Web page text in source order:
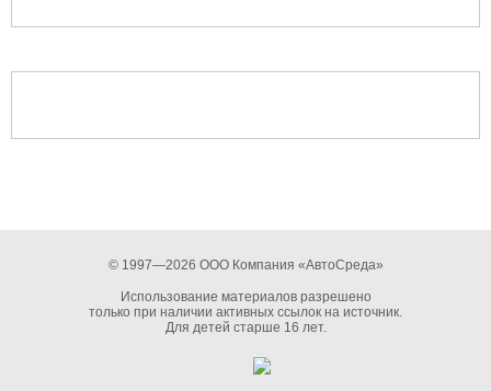
© 1997—2026 ООО Компания «АвтоСреда»
Использование материалов разрешено
только при наличии активных ссылок на источник.
Для детей старше 16 лет.